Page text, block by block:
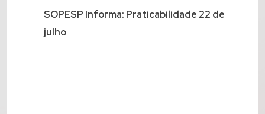
SOPESP Informa: Praticabilidade 22 de
julho